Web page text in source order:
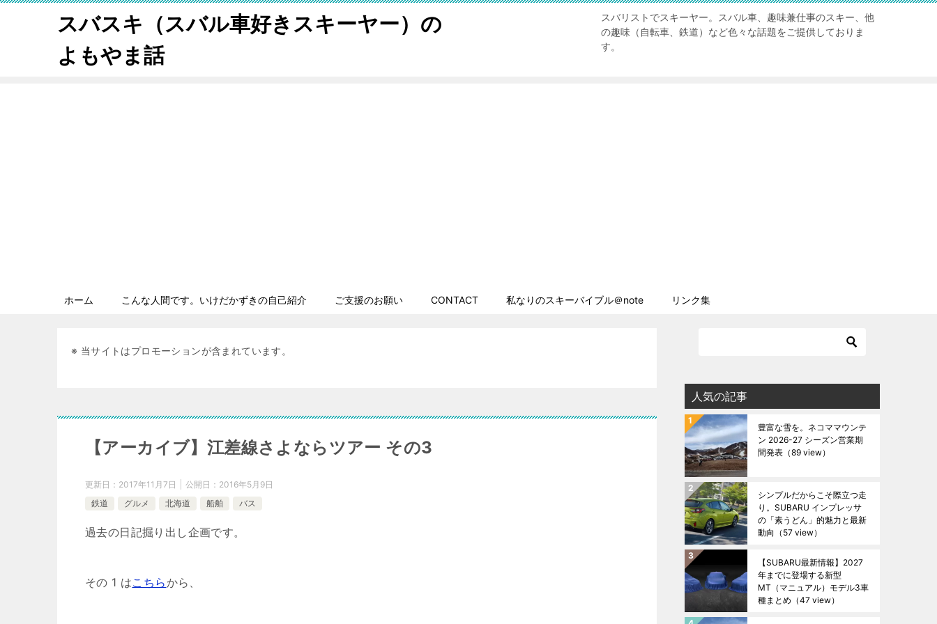
スバスキ（スバル車好きスキーヤー）の
よもやま話
スバリストでスキーヤー。スバル車、趣味兼仕事のスキー、他
の趣味（自転車、鉄道）など色々な話題をご提供しておりま
す。
ホーム こんな人間です。いけだかずきの自己紹介 ご支援のお願い CONTACT 私なりのスキーバイブル＠note リンク集
※ 当サイトはプロモーションが含まれています。
【アーカイブ】江差線さよならツアー その3
更新日： 2017年11月7日 公開日： 2016年5月9日
鉄道
グルメ 北海道 船舶 バス
過去の日記掘り出し企画です。
その 1 はこちらから、
人気の記事
豊富な雪を。ネコママウンテ
ン 2026-27 シーズン営業期
間発表 （89 view）
シンプルだからこそ際立つ走
り。SUBARU インプレッサ
の「素うどん」的魅力と最新
動向 （57 view）
【SUBARU最新情報】2027
年までに登場する新型
MT（マニュアル）モデル3車
種まとめ （47 view）